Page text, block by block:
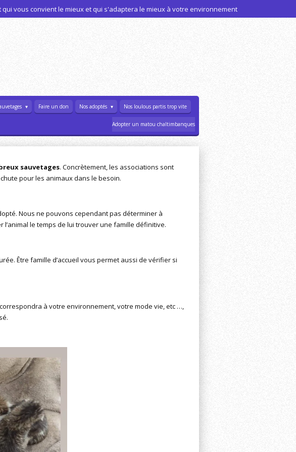
vous convient le mieux et qui s'adaptera le mieux à votre environnement
Faire un don Nos adoptés Nos loulous partis trop vite
Adopter un matou chaltimbanques
sauvetages. Concrètement, les associations sont
pour les animaux dans le besoin.
Nous ne pouvons cependant pas déterminer à
l’animal le temps de lui trouver une famille définitive.
Être famille d’accueil vous permet aussi de vérifier si
à votre environnement, votre mode vie, etc …,